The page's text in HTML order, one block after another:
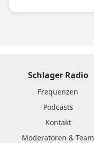
Schlager Radio
Frequenzen
Podcasts
Kontakt
Moderatoren & Team